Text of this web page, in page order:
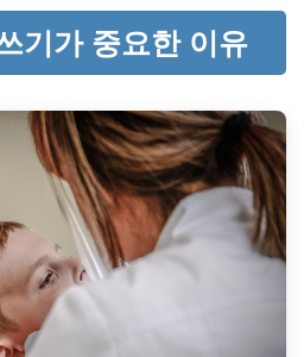
기가 중요한 이유